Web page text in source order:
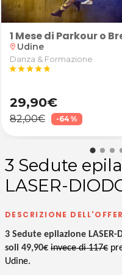
(calice di
1 Mese di Parkour o
location_on Udine
Danza & Formazione
starstarstarstarstar
29,90€
82,00€ -64%
3 Sedute
LASER-
DESCRIZIONE
3 Sedute epilazione
soli 49,90€ invece di 117€
Udine.